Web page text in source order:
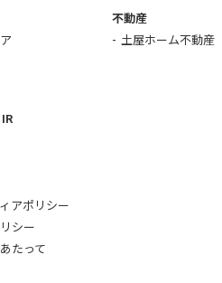
不動産
土屋ホーム不動産
アポリシー
シー
たって